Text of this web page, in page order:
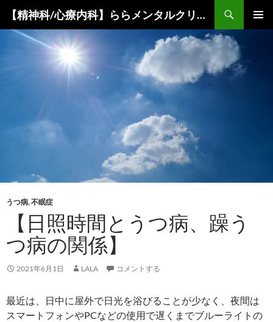
【精神科/心療内科】ららメンタルクリニック
うつ病,不眠症
【日照時間とうつ病、躁う
つ病の関係】
2021年6月1日 LALA コメントする
最近は、日中に屋外で日光を浴びることが少なく、夜間は
スマートフォンやPCなどの使用で遅くまでブルーライトの